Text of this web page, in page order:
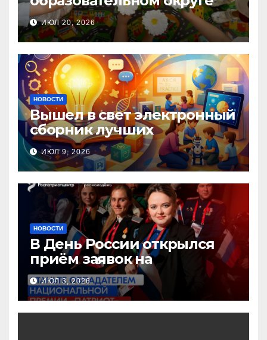
прошла Неделя правовой
помощи, посвящённая Дню
семьи, любви и верности
ИЮЛ 20, 2026
НОВОСТИ
Вышел в свет электронный
сборник лучших
инновационных практик
педагогов дошкольного
образования!
ИЮЛ 9, 2026
НОВОСТИ
В День России открылся
приём заявок на
Национальную премию
«Патриот»
ИЮЛ 3, 2026